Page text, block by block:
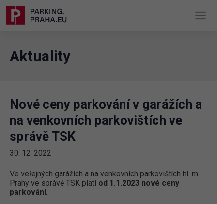
Aktuality
Nové ceny parkování v garážích a
na venkovních parkovištích ve
správě TSK
30. 12. 2022
Ve veřejných garážích a na venkovních parkovištích hl. m.
Prahy ve správě TSK platí od 1.1.2023 nové ceny
parkování.